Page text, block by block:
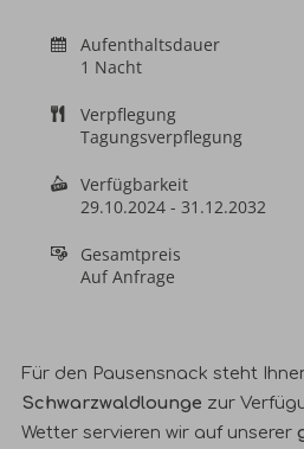
Aufenthaltsdauer
1 Nacht
Verpflegung
Tagungsverpflegung
Verfügbarkeit
29.10.2024 -31.12.2032
Gesamtpreis
Auf Anfrage
Für den Pausensnack steht
Schwarzwaldlounge zur
Wetter servieren wir auf unserer